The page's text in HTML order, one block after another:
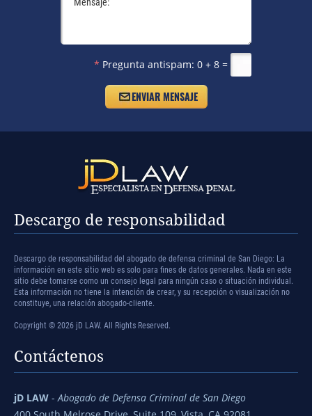
* Pregunta antispam: 0 + 8 =
Descargo de responsabilidad
Descargo de responsabilidad del abogado de defensa criminal de San Diego: La
información en este sitio web es solo para fines de datos generales. Nada en este
sitio debe tomarse como un consejo legal para ningún caso o situación individual.
Esta información no tiene la intención de crear, y su recepción o visualización no
constituye, una relación abogado-cliente.
Copyright © 2026 jD LAW. All Rights Reserved.
Contáctenos
jD LAW -Abogado de Defensa Criminal de San Diego